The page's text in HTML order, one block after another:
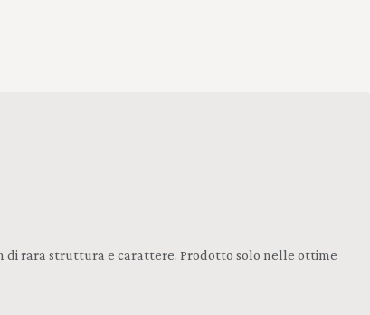
di rara struttura e carattere. Prodotto solo nelle ottime